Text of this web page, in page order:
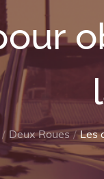
Deux Roues Les